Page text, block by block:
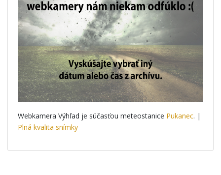
Webkamera Výhľad je súčasťou meteostanice Pukanec. |
Plná kvalita snímky